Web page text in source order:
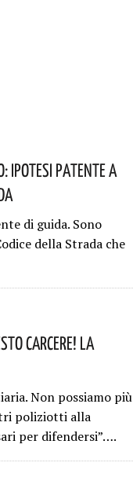
Ipotesi Patente A
di guida. Sono
della Strada che
Carcere! La
Non possiamo più
poliziotti alla
per difendersi”….